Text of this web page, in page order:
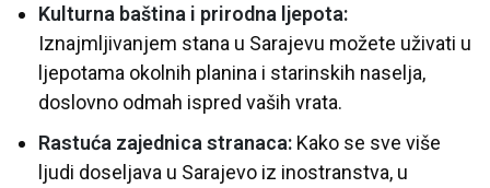
Kulturna baština i prirodna ljepota:
Iznajmljivanjem stana u Sarajevu možete uživati u
ljepotama okolnih planina i starinskih naselja,
doslovno odmah ispred vaših vrata.
Rastuća zajednica stranaca: Kako se sve više
ljudi doseljava u Sarajevo iz inostranstva, u